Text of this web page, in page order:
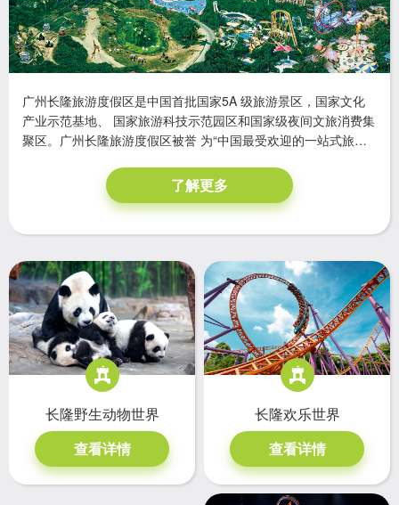
广州长隆旅游度假区是中国首批国家5A 级旅游景区，国家文化
产业示范基地、 国家旅游科技示范园区和国家级夜间文旅消费集
聚区。广州长隆旅游度假区被誉 为“中国最受欢迎的一站式旅游
位居国际主题景区前列, 成为外地游客来广州度假休闲观光及 体
验健康文化生活的首选之一。
了解更多
长隆野生动物世界
查看详情
长隆欢乐世界
查看详情